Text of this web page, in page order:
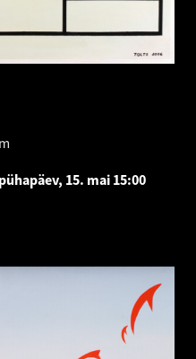
15. mai 15:00